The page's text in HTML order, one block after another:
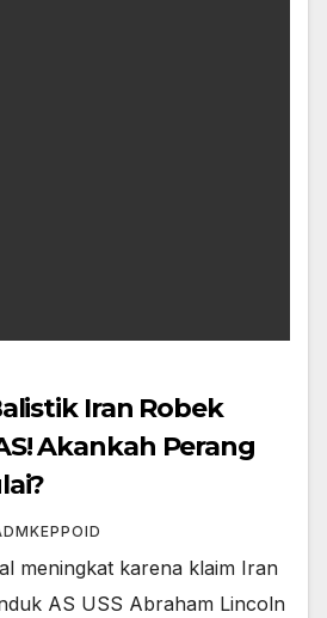
Iran Robek
Akankah Perang
meningkat karena klaim Iran
AS USS Abraham Lincoln